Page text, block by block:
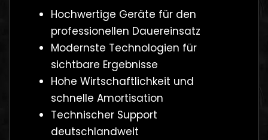
Hochwertige Geräte für den
professionellen Dauereinsatz
Modernste Technologien für
sichtbare Ergebnisse
Hohe Wirtschaftlichkeit und
schnelle Amortisation
Technischer Support
deutschlandweit